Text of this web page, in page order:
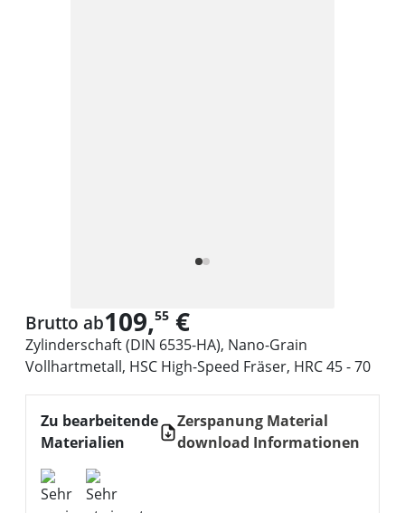
Brutto ab109,55 €
Zylinderschaft (DIN 6535-HA), Nano-Grain
Vollhartmetall, HSC High-Speed Fräser, HRC 45 - 70
Zu bearbeitende
Materialien
Zerspanung Material
download Informationen